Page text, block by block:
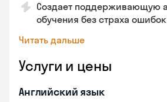
Создает поддерживающую
обучения без страха ошибок
Читать дальше
Услуги и цены
Английский язык